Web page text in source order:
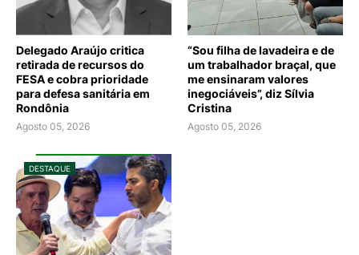
Delegado Araújo critica
retirada de recursos do
FESA e cobra prioridade
para defesa sanitária em
Rondônia
Agosto 05, 2026
“Sou filha de lavadeira e de
um trabalhador braçal, que
me ensinaram valores
inegociáveis”, diz Sílvia
Cristina
Agosto 05, 2026
DESTAQUE